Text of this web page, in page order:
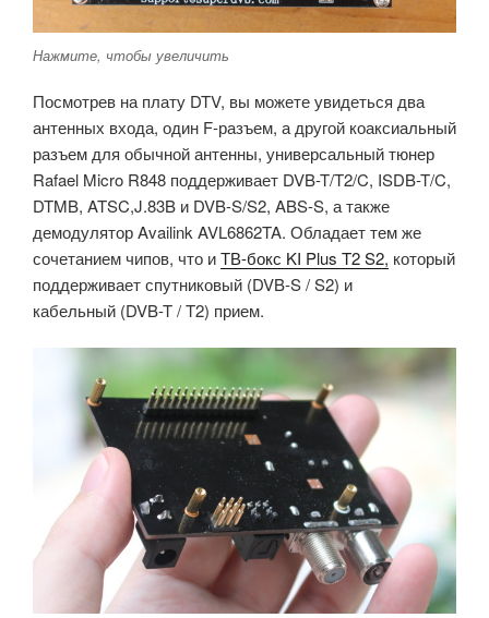
Нажмите, чтобы увеличить
Посмотрев на плату DTV, вы можете увидеться два
антенных входа, один F-разъем, а другой коаксиальный
разъем для обычной антенны, универсальный тюнер
Rafael Micro R848 поддерживает DVB-T/T2/C, ISDB-T/C,
DTMB, ATSC,J.83B и DVB-S/S2, ABS-S, а также
демодулятор Availink AVL6862TA. Обладает тем же
сочетанием чипов, что иТВ-бокс KI Plus T2 S2, который
поддерживает спутниковый (DVB-S / S2) и
кабельный (DVB-T / T2) прием.